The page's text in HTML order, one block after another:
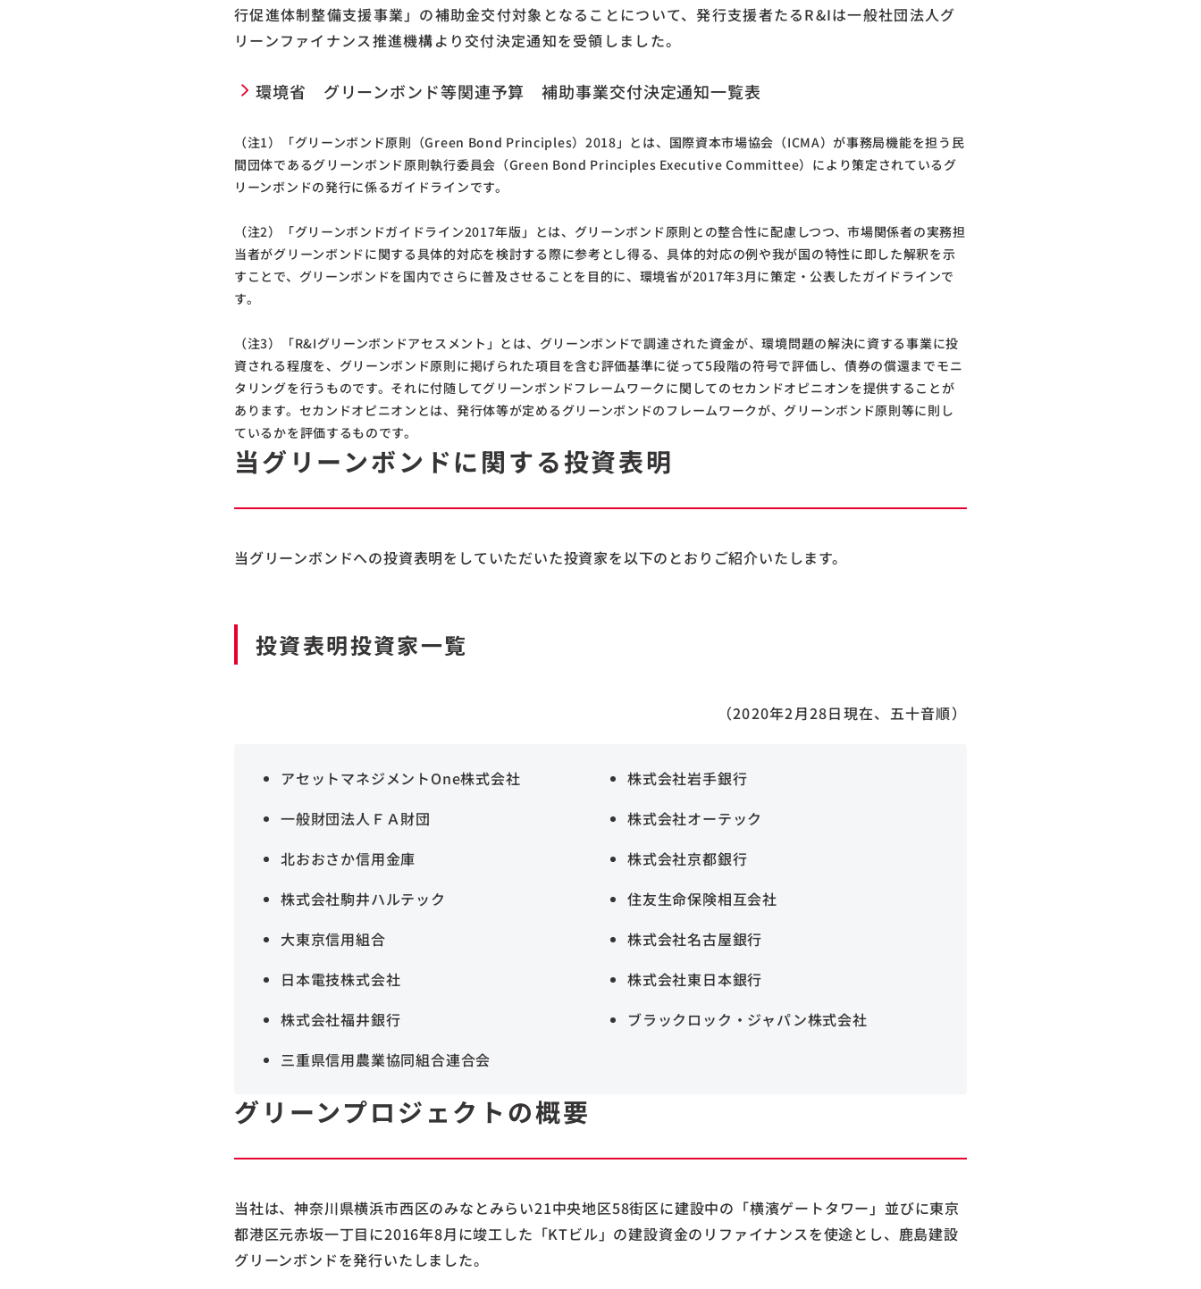
行促進体制整備支援事業」の補助金交付対象となることについて、発行支援者たるR&Iは一般社団法人グ
リーンファイナンス推進機構より交付決定通知を受領しました。
環境省 グリーンボンド等関連予算 補助事業交付決定通知一覧表
（注1）「グリーンボンド原則（Green Bond Principles）2018」とは、国際資本市場協会（ICMA）が事務局機能を担う民
間団体であるグリーンボンド原則執行委員会（Green Bond Principles Executive Committee）により策定されているグ
リーンボンドの発行に係るガイドラインです。
（注2）「グリーンボンドガイドライン2017年版」とは、グリーンボンド原則との整合性に配慮しつつ、市場関係者の実務担
当者がグリーンボンドに関する具体的対応を検討する際に参考とし得る、具体的対応の例や我が国の特性に即した解釈を示
すことで、グリーンボンドを国内でさらに普及させることを目的に、環境省が2017年3月に策定・公表したガイドラインで
す。
（注3）「R&Iグリーンボンドアセスメント」とは、グリーンボンドで調達された資金が、環境問題の解決に資する事業に投
資される程度を、グリーンボンド原則に掲げられた項目を含む評価基準に従って5段階の符号で評価し、債券の償還までモニ
タリングを行うものです。それに付随してグリーンボンドフレームワークに関してのセカンドオピニオンを提供することが
あります。セカンドオピニオンとは、発行体等が定めるグリーンボンドのフレームワークが、グリーンボンド原則等に則し
ているかを評価するものです。
当グリーンボンドに関する投資表明
当グリーンボンドへの投資表明をしていただいた投資家を以下のとおりご紹介いたします。
投資表明投資家一覧
（2020年2月28日現在、五十音順）
アセットマネジメントOne株式会社
株式会社岩手銀行
一般財団法人ＦＡ財団
株式会社オーテック
北おおさか信用金庫
株式会社京都銀行
株式会社駒井ハルテック
住友生命保険相互会社
大東京信用組合
株式会社名古屋銀行
日本電技株式会社
株式会社東日本銀行
株式会社福井銀行
ブラックロック・ジャパン株式会社
三重県信用農業協同組合連合会
グリーンプロジェクトの概要
当社は、神奈川県横浜市西区のみなとみらい21中央地区58街区に建設中の「横濱ゲートタワー」並びに東京
都港区元赤坂一丁目に2016年8月に竣工した「KTビル」の建設資金のリファイナンスを使途とし、鹿島建設
グリーンボンドを発行いたしました。